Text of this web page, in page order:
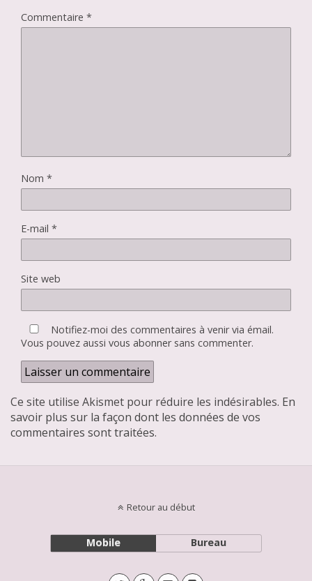
Commentaire *
Nom *
E-mail *
Site web
Notifiez-moi des commentaires à venir via émail.
Vous pouvez aussi vous abonnersans commenter.
Ce site utilise Akismet pour réduire les indésirables. En
savoir plus sur la façon dont les données de vos
commentaires sont traitées.
Retour au début
Mobile Bureau